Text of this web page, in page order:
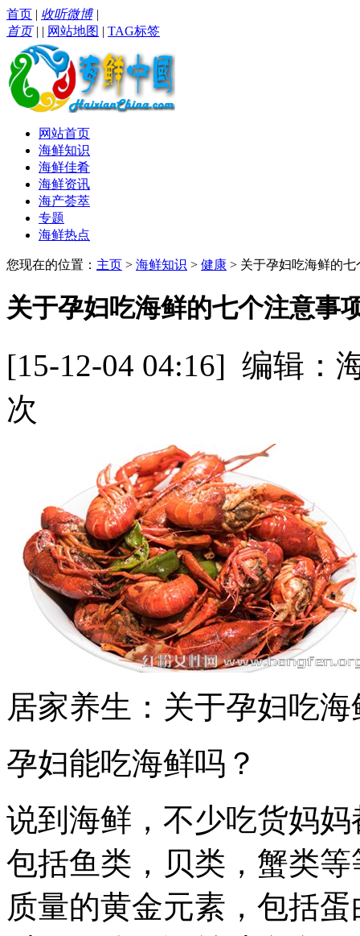
首页 | 收听微博|
首页| | 网站地图 | TAG标签
网站首页
海鲜知识
海鲜佳肴
海鲜资讯
海产荟萃
专题
海鲜热点
您现在的位置： 主页 > 海鲜知识 > 健康 > 关于孕妇吃海鲜的七
关于孕妇吃海鲜的七个注意事
[15-12-04 04:16] 编辑：
次
居家养生：关于孕妇吃
孕妇能吃海鲜吗？
说到海鲜，不少吃货妈
包括鱼类，贝类，蟹类
质量的黄金元素，包括